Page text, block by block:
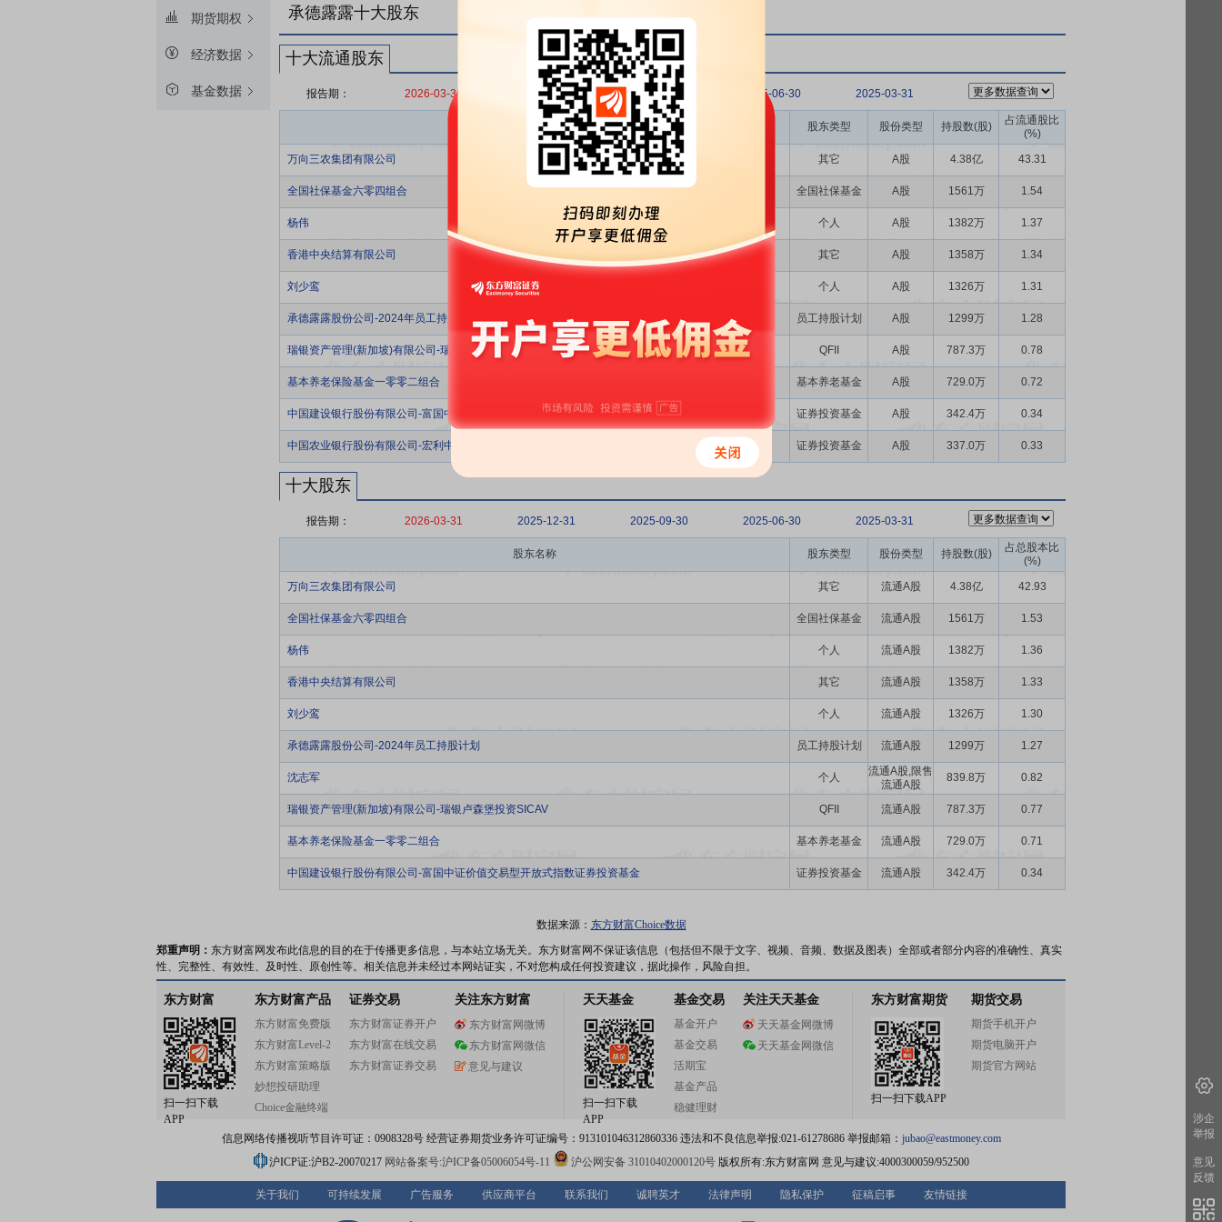
期货期权
经济数据
基金数据
承德露露十大股东
十大流通股东
报告期： 2026-03-31 2025-12-31 2025-09-30 2025-06-30 2025-03-31
股东名称 股东类型 股份类型 持股数(股)
占流通股比
(%)
万向三农集团有限公司
其它 A股 4.38亿 43.31
全国社保基金六零四组合 全国社保基金 A股 1561万 1.54
杨伟 个人 A股 1382万 1.37
香港中央结算有限公司 其它 A股 1358万 1.34
刘少鸾 个人 A股 1326万 1.31
承德露露股份公司-2024年员工持股计划 员工持股计划 A股 1299万 1.28
瑞银资产管理(新加坡)有限公司-瑞银卢森堡投资SICAV QFII A股 787.3万 0.78
基本养老保险基金一零零二组合 基本养老基金 A股 729.0万 0.72
中国建设银行股份有限公司-富国中证价值交易型开放式指数证券投资基金 证券投资基金 A股 342.4万 0.34
中国农业银行股份有限公司-宏利中证主要消费红利指数型证券投资基金 证券投资基金 A股 337.0万 0.33
十大股东
报告期： 2026-03-31 2025-12-31 2025-09-30 2025-06-30 2025-03-31
股东名称 股东类型 股份类型 持股数(股)
占总股本比
(%)
万向三农集团有限公司
其它 流通A股 4.38亿 42.93
全国社保基金六零四组合 全国社保基金 流通A股 1561万 1.53
杨伟 个人 流通A股 1382万 1.36
香港中央结算有限公司 其它 流通A股 1358万 1.33
刘少鸾 个人 流通A股 1326万 1.30
承德露露股份公司-2024年员工持股计划 员工持股计划 流通A股 1299万 1.27
沈志军 个人
流通A股,限售
流通A股
839.8万 0.82
瑞银资产管理(新加坡)有限公司-瑞银卢森堡投资SICAV QFII 流通A股 787.3万 0.77
基本养老保险基金一零零二组合 基本养老基金 流通A股 729.0万 0.71
中国建设银行股份有限公司-富国中证价值交易型开放式指数证券投资基金 证券投资基金 流通A股 342.4万 0.34
数据来源： 东方财富Choice数据
郑重声明： 东方财富网发布此信息的目的在于传播更多信息，与本站立场无关。东方财富网不保证该信息（包括但不限于文字、视频、音频、数据及图表）全部或者部分内容的准确性、真实
性、完整性、有效性、及时性、原创性等。相关信息并未经过本网站证实，不对您构成任何投资建议，据此操作，风险自担。
东方财富
扫一扫下载
APP
东方财富产品
东方财富免费版
东方财富Level-2
东方财富策略版
妙想投研助理
Choice金融终端
证券交易
东方财富证券开户
东方财富在线交易
东方财富证券交易
关注东方财富
东方财富网微博
东方财富网微信
意见与建议
天天基金
扫一扫下载
APP
基金交易
基金开户
基金交易
活期宝
基金产品
稳健理财
关注天天基金
天天基金网微博
天天基金网微信
东方财富期货
扫一扫下载APP
期货交易
期货手机开户
期货电脑开户
期货官方网站
信息网络传播视听节目许可证：0908328号 经营证券期货业务许可证编号：913101046312860336 违法和不良信息举报:021-61278686 举报邮箱： jubao@eastmoney.com
沪ICP证:沪B2-20070217 网站备案号:沪ICP备05006054号-11 沪公网安备 31010402000120号版权所有:东方财富网 意见与建议:4000300059/952500
关于我们 可持续发展 广告服务 供应商平台 联系我们 诚聘英才 法律声明 隐私保护 征稿启事 友情链接
涉企
举报
意见
反馈